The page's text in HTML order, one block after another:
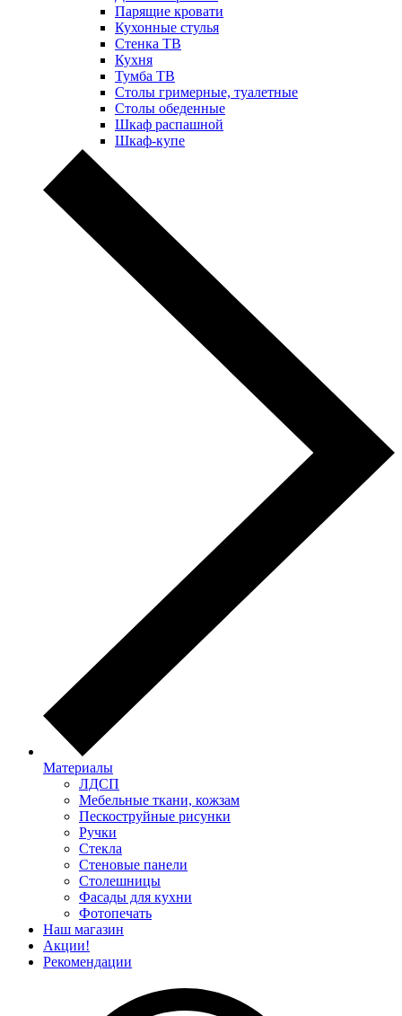
Парящие кровати
Кухонные стулья
Стенка ТВ
Кухня
Тумба ТВ
Столы гримерные, туалетные
Столы обеденные
Шкаф распашной
Шкаф-купе
Материалы
ЛДСП
Мебельные ткани, кожзам
Пескоструйные рисунки
Ручки
Стекла
Стеновые панели
Столешницы
Фасады для кухни
Фотопечать
Наш магазин
Акции!
Рекомендации